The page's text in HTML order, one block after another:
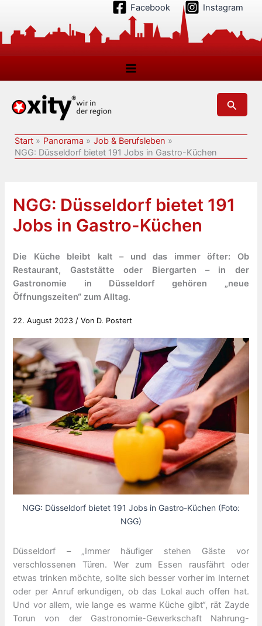
springen
Facebook Instagram
Suchen
Start Panorama
Job & Berufsleben
NGG: Düsseldorf bietet 191 Jobs in Gastro-Küchen
NGG: Düsseldorf bietet 191
Jobs in Gastro-Küchen
Die Küche bleibt kalt – und das immer öfter: Ob
Restaurant, Gaststätte oder Biergarten – in der
Gastronomie in Düsseldorf gehören „neue
Öffnungszeiten“ zum Alltag.
22. August 2023 / Von D. Postert
NGG: Düsseldorf bietet 191 Jobs in Gastro-Küchen (Foto:
NGG)
Düsseldorf – „Immer häufiger stehen Gäste vor
verschlossenen Türen. Wer zum Essen rausfährt oder
etwas trinken möchte, sollte sich besser vorher im Internet
oder per Anruf erkundigen, ob das Lokal auch offen hat.
Und vor allem, wie lange es warme Küche gibt“, rät Zayde
Torun von der Gastronomie-Gewerkschaft Nahrung-